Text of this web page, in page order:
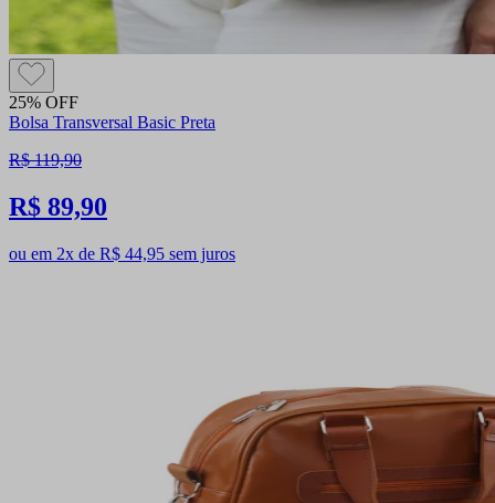
25% OFF
Bolsa Transversal Basic Preta
R$ 119,90
R$ 89,90
ou em 2x de R$ 44,95 sem juros